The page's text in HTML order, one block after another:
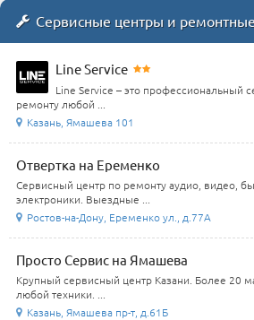
Сервисные центры и
Line Service
Line Service – это профессиональный
ремонту любой ...
Казань, Ямашева 101
Отвертка на Еременко
Сервисный центр по ремонту аудио, видео,
электроники. Выездные ...
Ростов-на-Дону, Еременко ул., д.77А
Просто Сервис на Ямашева
Крупный сервисный центр Казани. Более 20
любой техники. ...
Казань, Ямашева пр-т, д.61Б